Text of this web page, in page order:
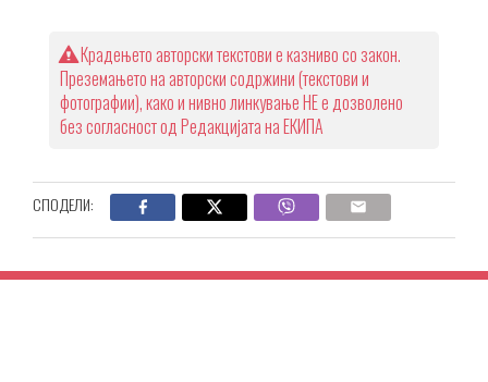
Крадењето авторски текстови е казниво со закон.
Преземањето на авторски содржини (текстови и
фотографии), како и нивно линкување НЕ е дозволено
без согласност од Редакцијата на ЕКИПА
СПОДЕЛИ: